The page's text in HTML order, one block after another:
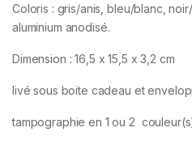
Coloris : gris/anis, bleu/blanc,
aluminium anodisé.
Dimension : 16,5 x 15,5 x 3,2 cm
livé sous boite cadeau et
tampographie en 1 ou 2